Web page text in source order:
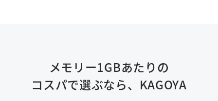
メモリー1GBあたりの
コスパで選ぶなら、KAGOYA